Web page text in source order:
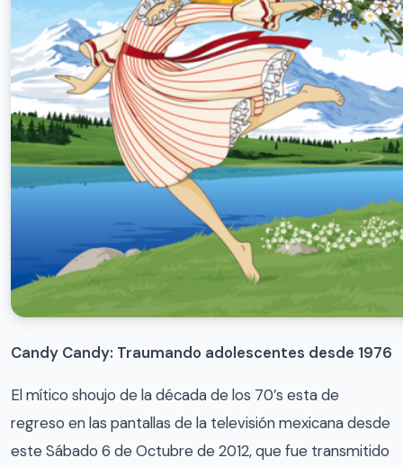
Candy Candy: Traumando adolescentes desde 1976
El mítico shoujo de la década de los 70’s esta de
regreso en las pantallas de la televisión mexicana desde
este Sábado 6 de Octubre de 2012, que fue transmitido